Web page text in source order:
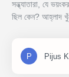
সন্ধ্যাতারা, যে
ছিল কেন? আহ্লাদ